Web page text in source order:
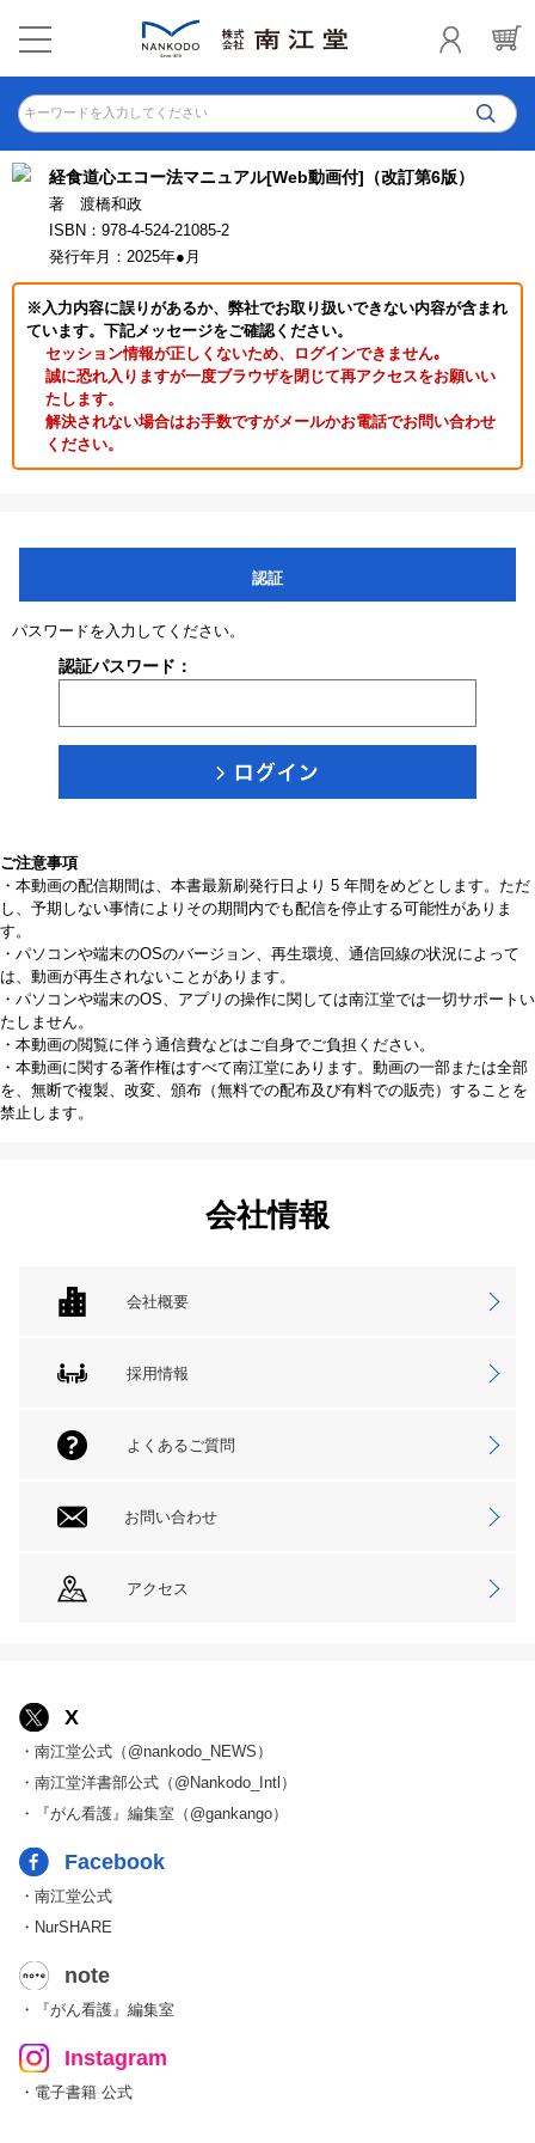
キーワードを入力してください
経食道心エコー法マニュアル[Web動画付]（改訂第6版）
著 渡橋和政
ISBN：978-4-524-21085-2
発行年月：2025年●月
※入力内容に誤りがあるか、弊社でお取り扱いできない内容が含まれ
ています。下記メッセージをご確認ください。
セッション情報が正しくないため、ログインできません｡
誠に恐れ入りますが一度ブラウザを閉じて再アクセスをお願いい
たします。
解決されない場合はお手数ですがメールかお電話でお問い合わせ
ください。
認証
パスワードを入力してください。
認証パスワード：
ご注意事項
・本動画の配信期間は、本書最新刷発行日より 5 年間をめどとします。ただ
し、予期しない事情によりその期間内でも配信を停止する可能性がありま
す。
・パソコンや端末のOSのバージョン、再生環境、通信回線の状況によって
は、動画が再生されないことがあります。
・パソコンや端末のOS、アプリの操作に関しては南江堂では一切サポートい
たしません。
・本動画の閲覧に伴う通信費などはご自身でご負担ください。
・本動画に関する著作権はすべて南江堂にあります。動画の一部または全部
を、無断で複製、改変、頒布（無料での配布及び有料での販売）することを
禁止します。
会社情報
会社概要
採用情報
よくあるご質問
お問い合わせ
アクセス
X
・南江堂公式（@nankodo_NEWS）
・南江堂洋書部公式（@Nankodo_Intl）
・『がん看護』編集室（@gankango）
Facebook
・南江堂公式
・NurSHARE
note
・『がん看護』編集室
Instagram
・電子書籍 公式